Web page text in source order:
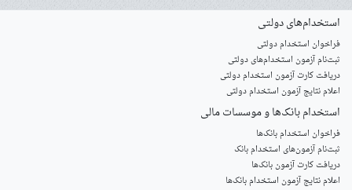
استخدام‌های دولتی
فراخوان استخدام دولتی
ثبت‌نام آزمون‌ استخدام‌های دولتی
دریافت کارت آزمون استخدام دولتی
اعلام نتایج آزمون استخدام دولتی
استخدام‌ بانک‌ها و موسسات مالی
فراخوان استخدام بانک‌ها
‌ثبت‌نام آزمون‌های استخدام بانک
دریافت کارت آزمون بانک‌ها
اعلام نتایج آزمون استخدام بانک‌ها